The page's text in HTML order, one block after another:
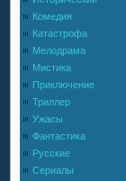
Комедия
Катастрофа
Мелодрама
Мистика
Приключение
Триллер
Ужасы
Фантастика
Русские
Сериалы